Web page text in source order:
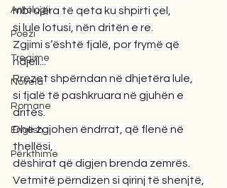
Antologji
Poezi
Tregime
Novela
Romane
English
Përkthime
mbi ujëra të qeta ku shpirti çel,
si lule lotusi, nën dritën e re.
Zgjimi s’është fjalë, por frymë që
ndjell...
Rrezet shpërndan në dhjetëra lule,
si fjalë të pashkruara në gjuhën e
dritës.
Dhe zgjohen ëndrrat, që flenë në
thellësi,
dëshirat që digjen brenda zemrës.
Vetmitë përndizen si qirinj të shenjtë,